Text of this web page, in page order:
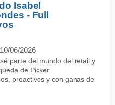
Isabel
- Full
10/06/2026
parte del mundo del retail y
de Picker
proactivos y con ganas de